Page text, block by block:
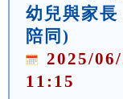
幼兒與家長
陪同)
2025/
11:15